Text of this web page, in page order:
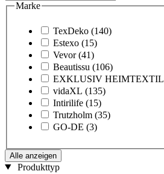
Marke
TexDeko (140)
Estexo (15)
Vevor (41)
Beautissu (106)
EXKLUSIV HEIMTEXTIL
vidaXL (135)
Intirilife (15)
Trutzholm (35)
GO-DE (3)
Alle anzeigen
Produkttyp